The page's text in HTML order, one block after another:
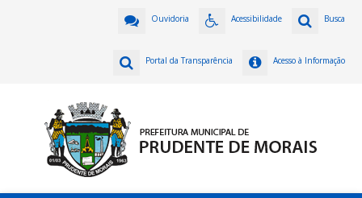
Busca
Acessibilidade
Ouvidoria
Acesso à Informação
Portal da Transparência